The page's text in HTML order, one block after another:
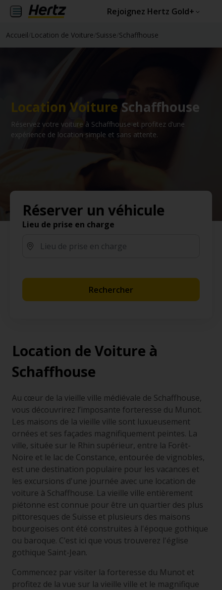
Rejoignez Hertz Gold+
Accueil Location de Voiture Suisse Schaffhouse
Location Voiture Schaffhouse
Réservez votre voiture à Schaffhouse et profitez d’une
expérience de location simple et sans attente.
Réserver un véhicule
Lieu de prise en charge
Rechercher
Location de Voiture à
Schaffhouse
Au cœur de la vieille ville médiévale de Schaffhouse,
vous découvrirez l’imposante forteresse du Munot.
Les maisons de la vieille ville sont luxueusement
ornées et ses façades magnifiquement peintes. La
ville, située sur le Rhin supérieur, entre la Forêt-
Noire et le lac de Constance, entourée de vignobles,
est une destination populaire pour les vacances et
les excursions d'une journée avec une location de
voiture à Schaffhouse. La vieille ville entièrement
piétonne est connue pour être un quartier des plus
pittoresques de Suisse et plusieurs des maisons
bourgeoises ont été construites à l'époque gothique
ou baroque. C’est ici que vous trouverez l'église
gothique Saint-Jean.
Commencez par visiter la forteresse du Munot et
profitez de la vue sur la vieille ville et le magnifique